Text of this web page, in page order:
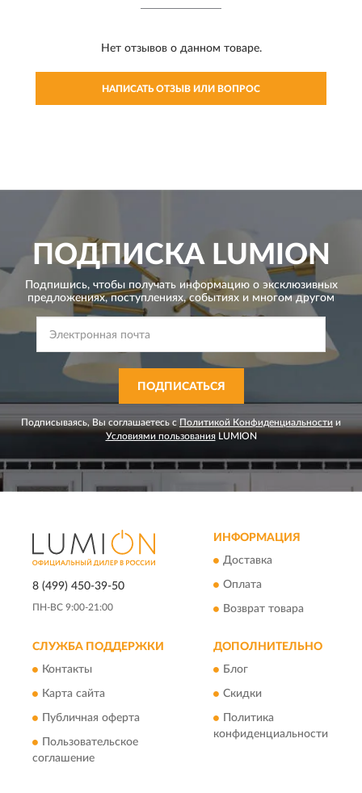
Нет отзывов о данном товаре.
НАПИСАТЬ ОТЗЫВ ИЛИ ВОПРОС
ПОДПИСКАLUMION
Подпишись, чтобы получать информацию о эксклюзивных
предложениях,поступлениях, событиях и многом другом
ПОДПИСАТЬСЯ
Подписываясь, Вы соглашаетесь сПолитикой Конфиденциальности и
Условиями пользованияLUMION
8 (499) 450-39-50
ПН-ВС 9:00-21:00
ИНФОРМАЦИЯ
Доставка
Оплата
Возврат товара
СЛУЖБА ПОДДЕРЖКИ
Контакты
Карта сайта
Публичная оферта
Пользовательское
соглашение
ДОПОЛНИТЕЛЬНО
Блог
Скидки
Политика
конфиденциальности